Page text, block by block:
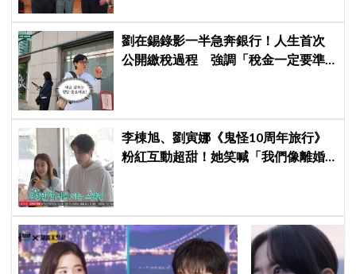
劉在錫錄影一半急奔銀行！人生首次
公開繳稅過程 強調「稅金一定要準
李棟旭、劉寅娜《鬼怪10周年旅行》
粉紅互動超甜！她笑喊「我們像離婚